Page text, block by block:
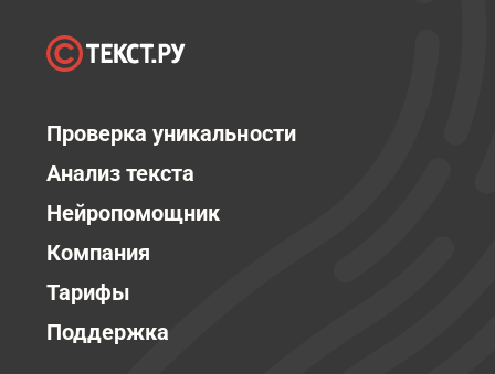
Проверка уникальности
Анализ текста
Нейропомощник
Компания
Тарифы
Поддержка